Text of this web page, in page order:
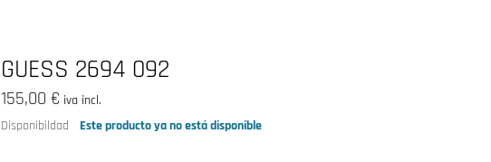
GUESS 2694 092
155,00 € iva incl.
Disponibildad
Este producto ya no está disponible